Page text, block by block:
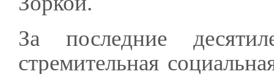
За последние
стремительная